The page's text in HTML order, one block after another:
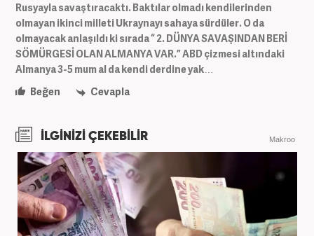
Rusyayla savaştıracaktı. Baktılar olmadı kendilerinden
olmayan ikinci milleti Ukraynayı sahaya sürdüler. O da
olmayacak anlaşıldı ki sırada “ 2. DÜNYA SAVAŞINDAN BERİ
SÖMÜRGESİ OLAN ALMANYA VAR.” ABD çizmesi altındaki
Almanya 3-5 mum al da kendi derdine yak…
Beğen
Cevapla
İLGİNİZİ ÇEKEBİLİR Makroo